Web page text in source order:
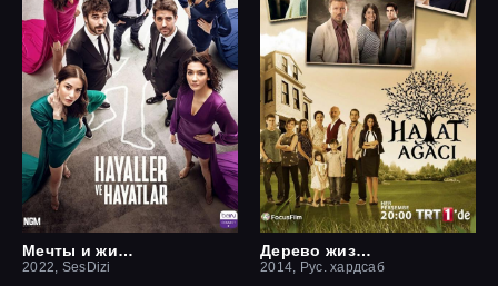
Мечты и жизни
2022, SesDizi
Дерево жизни
2014, Рус. хардсаб